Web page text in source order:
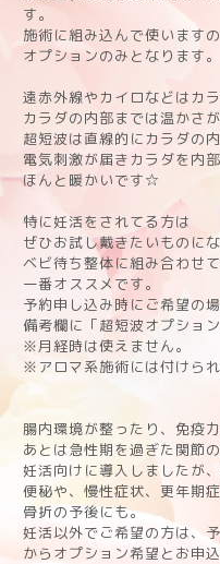
す。
施術に組み込んで使います
オプションのみとなります。
遠赤外線やカイロなどはカ
カラダの内部までは温かさ
超短波は直線的にカラダの
電気刺激が届きカラダを内
ほんと暖かいです☆
特に妊活をされてる方は
ぜひお試し戴きたいものにな
ベビ待ち整体に組み合わせ
一番オススメです。
予約申し込み時にご希望の場
備考欄に「超短波オプショ
※月経時は使えません。
※アロマ系施術には付けら
腸内環境が整ったり、免疫
あとは急性期を過ぎた関節
妊活向けに導入しましたが
便秘や、慢性症状、更年期
骨折の予後にも。
妊活以外でご希望の方は、
からオプション希望とお申込